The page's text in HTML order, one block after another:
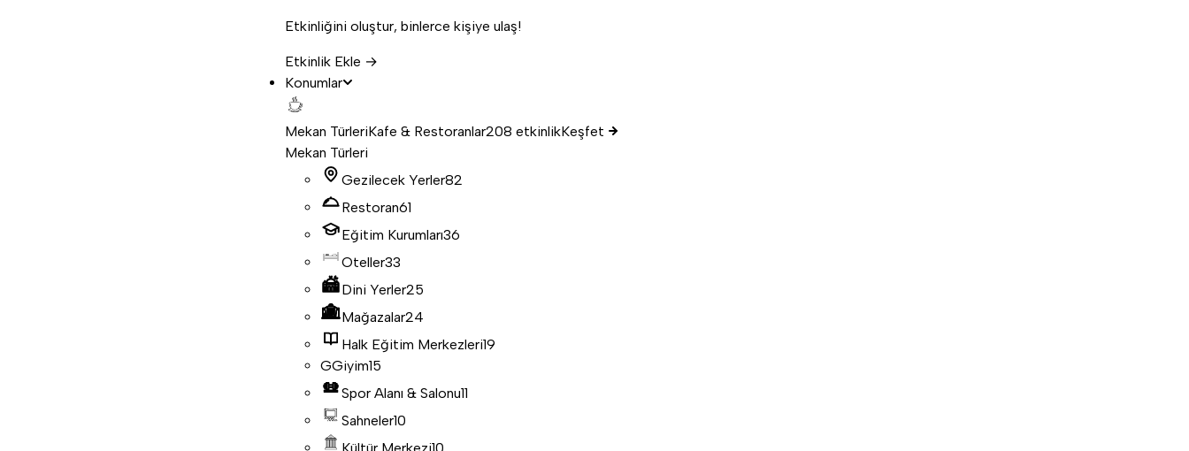
Etkinliğini oluştur, binlerce kişiye ulaş!
Etkinlik Ekle →
Konumlar
Mekan TürleriKafe & Restoranlar208 etkinlikKeşfet
Mekan Türleri
Gezilecek Yerler82
Restoran61
Eğitim Kurumları36
Oteller33
Dini Yerler25
Mağazalar24
Halk Eğitim Merkezleri19
GGiyim15
Spor Alanı & Salonu11
Sahneler10